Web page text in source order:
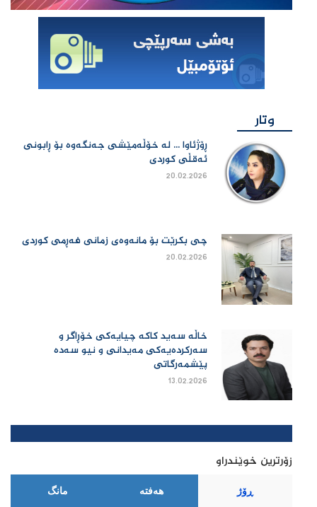
وتار
ڕۆژئاوا ... لە خۆڵەمێشی جەنگەوە بۆ ڕابونی
ئەقڵی کوردی
20.02.2026
چی بكرێت بۆ مانەوەی زمانی فەڕمی كوردی
20.02.2026
خاڵە سەید کاکە چیایەکی خۆڕاگر و
سەرکردەیەکی مەیدانی و نیو سەدە
پێشمەرگاتی
13.02.2026
زۆرترین خوێندراو
ڕۆژ هەفتە مانگ